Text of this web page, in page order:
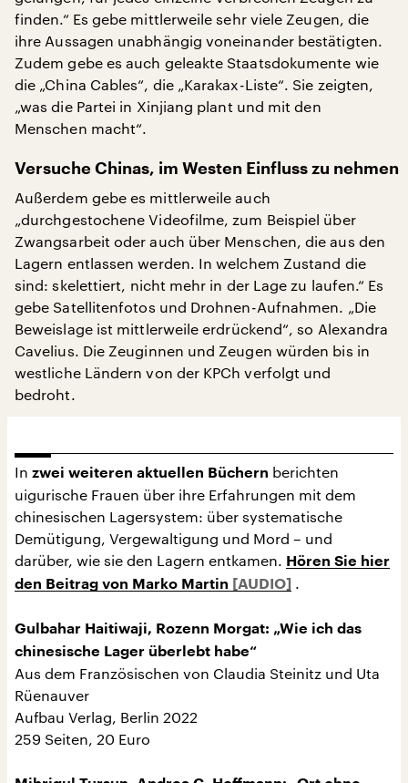
finden.“ Es gebe mittlerweile sehr viele Zeugen, die
ihre Aussagen unabhängig voneinander bestätigten.
Zudem gebe es auch geleakte Staatsdokumente wie
die „China Cables“, die „Karakax-Liste“. Sie zeigten,
„was die Partei in Xinjiang plant und mit den
Menschen macht“.
Versuche Chinas, im Westen Einfluss zu nehmen
Außerdem gebe es mittlerweile auch
„durchgestochene Videofilme, zum Beispiel über
Zwangsarbeit oder auch über Menschen, die aus den
Lagern entlassen werden. In welchem Zustand die
sind: skelettiert, nicht mehr in der Lage zu laufen.“ Es
gebe Satellitenfotos und Drohnen-Aufnahmen. „Die
Beweislage ist mittlerweile erdrückend“, so Alexandra
Cavelius. Die Zeuginnen und Zeugen würden bis in
westliche Ländern von der KPCh verfolgt und
bedroht.
In zwei weiteren aktuellen Büchern berichten
uigurische Frauen über ihre Erfahrungen mit dem
chinesischen Lagersystem: über systematische
Demütigung, Vergewaltigung und Mord – und
darüber, wie sie den Lagern entkamen. Hören Sie hier
den Beitrag von Marko Martin
.
Gulbahar Haitiwaji, Rozenn Morgat: „Wie ich das
chinesische Lager überlebt habe“
Aus dem Französischen von Claudia Steinitz und Uta
Rüenauver
Aufbau Verlag, Berlin 2022
259 Seiten, 20 Euro